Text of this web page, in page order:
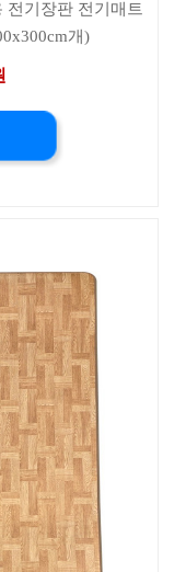
전기장판 전기매트
개)